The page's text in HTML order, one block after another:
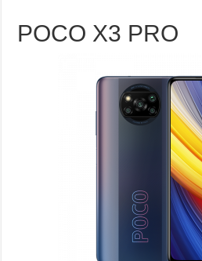
POCO X3 PRO